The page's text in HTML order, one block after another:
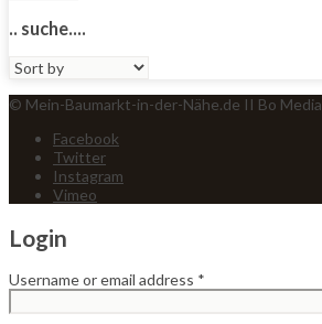
.. suche....
Sort
© Mein-Baumarkt-in-der-Nähe.de II Bo
Facebook
Twitter
Instagram
Vimeo
Login
Username or email address *